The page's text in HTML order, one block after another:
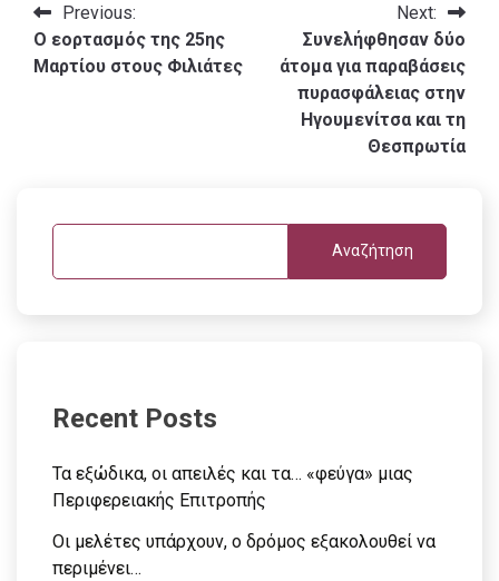
Πλοήγηση
άρθρων
Previous:
Ο εορτασμός της 25ης
Μαρτίου στους Φιλιάτες
Next:
Συνελήφθησαν δύο
άτομα για παραβάσεις
πυρασφάλειας στην
Ηγουμενίτσα και τη
Θεσπρωτία
Αναζήτηση
Recent Posts
Τα εξώδικα, οι απειλές και τα… «φεύγα» μιας
Περιφερειακής Επιτροπής
Οι μελέτες υπάρχουν, ο δρόμος εξακολουθεί να
περιμένει…